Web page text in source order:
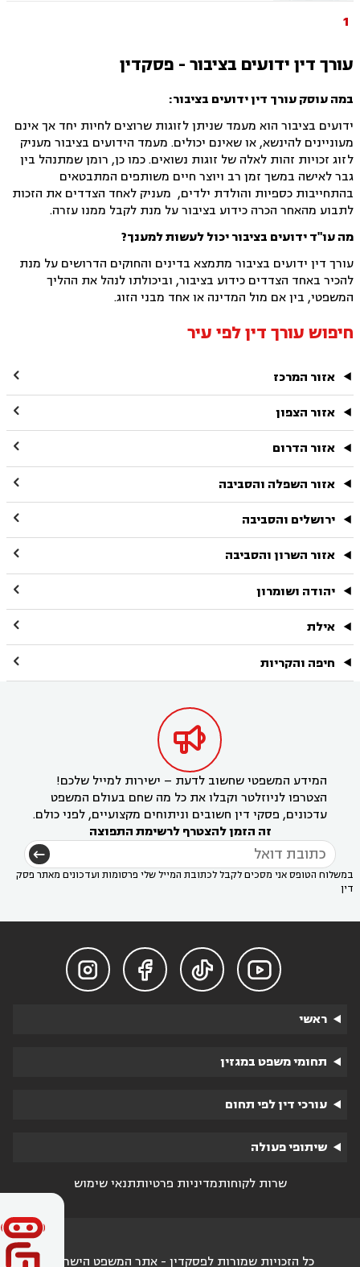
1
עורך דין ידועים בציבור - פסקדין
במה עוסק עורך דין ידועים בציבור:
ידועים בציבור הוא מעמד שניתן לזוגות שרוצים לחיות יחד אך אינם
מעוניינים להינשא, או שאינם יכולים. מעמד הידועים בציבור מעניק
לזוג זכויות זהות לאלה של זוגות נשואים. כמו כן, רומן שמתנהל בין
גבר לאישה במשך זמן רב ויוצר חיים משותפים המתבטאים
בהתחייבות כספיות והולדת ילדים, מעניק לאחד הצדדים את הזכות
לתבוע מהאחר הכרה כידוע בציבור על מנת לקבל ממנו עזרה.
מה עו"ד ידועים בציבור יכול לעשות למענך?
עורך דין ידועים בציבור מתמצא בדינים והחוקים הדרושים על מנת
להכיר באחד הצדדים כידוע בציבור, וביכולתו לנהל את ההליך
המשפטי, בין אם מול המדינה או אחד מבני הזוג.
חיפוש עורך דין לפי עיר
אזור המרכז 
אזור הצפון 
אזור הדרום 
אזור השפלה והסביבה 
ירושלים והסביבה 
אזור השרון והסביבה 
יהודה ושומרון 
אילת 
חיפה והקריות 

המידע המשפטי שחשוב לדעת – ישירות למייל שלכם!
הצטרפו לניוזלטר וקבלו את כל מה שחם בעולם המשפט
עדכונים, פסקי דין חשובים וניתוחים מקצועיים, לפני כולם.
זה הזמן להצטרף לרשימת התפוצה
במשלוח הטופס אני מסכים לקבל לכתובת המייל שלי פרסומות ועדכונים מאתר פסק
דין




ראשי
תחומי משפט במגזין
עורכי דין לפי תחום
שיתופי פעולה
שרות לקוחותמדיניות פרטיותתנאי שימוש
כל הזכויות שמורות לפסקדין - אתר המשפט הישראלי